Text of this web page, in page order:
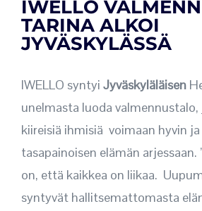
IWELLO
TARINA ALKOI
JYVÄSKYLÄSSÄ
IWELLO syntyi Jyväskyläläisen
unelmasta luoda
kiireisiä ihmisiä voimaan hyvin
tasapainoisen elämän arjessaan.
on, että kaikkea on liikaa.
syntyvät hallitsemattomasta